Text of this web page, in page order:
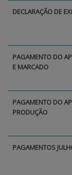
DECLARAÇÃO DE
PAGAMENTO DO
E MARCADO
PAGAMENTO DO
PRODUÇÃO
PAGAMENTOS